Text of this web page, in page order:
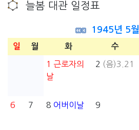
늘봄 대관 일정표
1945년 5월
일 월 화 수
1
근로자의
날
2 (음)3.21
6 7 8 어버이날 9